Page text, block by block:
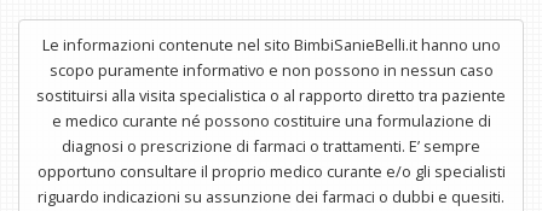
Le informazioni contenute nel sito BimbiSanieBelli.it hanno uno
scopo puramente informativo e non possono in nessun caso
sostituirsi alla visita specialistica o al rapporto diretto tra paziente
e medico curante né possono costituire una formulazione di
diagnosi o prescrizione di farmaci o trattamenti. E’ sempre
opportuno consultare il proprio medico curante e/o gli specialisti
riguardo indicazioni su assunzione dei farmaci o dubbi e quesiti.